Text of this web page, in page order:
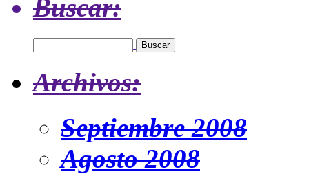
Buscar:
Archivos:
Septiembre 2008
Agosto 2008